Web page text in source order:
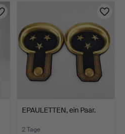
EPAULETTEN, ein Paar.
2 Tage